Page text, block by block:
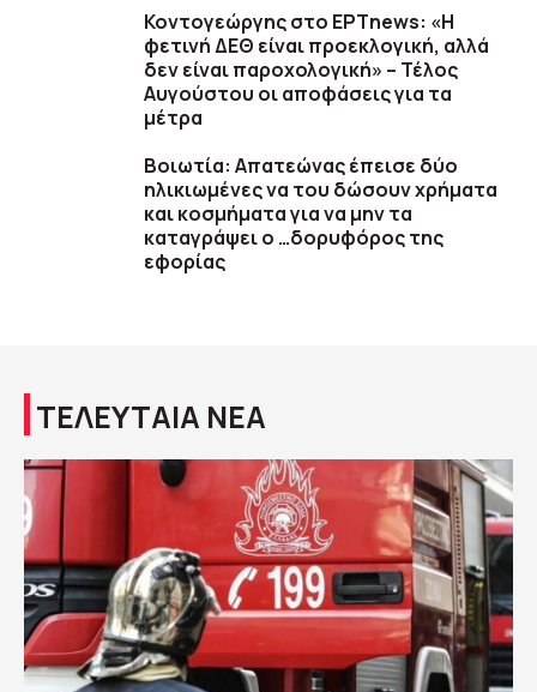
Κοντογεώργης στο ΕΡΤnews: «Η
φετινή ΔΕΘ είναι προεκλογική, αλλά
δεν είναι παροχολογική» – Τέλος
Αυγούστου οι αποφάσεις για τα
μέτρα
Βοιωτία: Απατεώνας έπεισε δύο
ηλικιωμένες να του δώσουν χρήματα
και κοσμήματα για να μην τα
καταγράψει ο …δορυφόρος της
εφορίας
ΤΕΛΕΥΤΑΙΑ ΝΕΑ